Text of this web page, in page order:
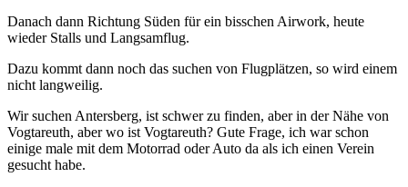
Danach dann Richtung Süden für ein bisschen Airwork, heute
wieder Stalls und Langsamflug.
Dazu kommt dann noch das suchen von Flugplätzen, so wird einem
nicht langweilig.
Wir suchen Antersberg, ist schwer zu finden, aber in der Nähe von
Vogtareuth, aber wo ist Vogtareuth? Gute Frage, ich war schon
einige male mit dem Motorrad oder Auto da als ich einen Verein
gesucht habe.